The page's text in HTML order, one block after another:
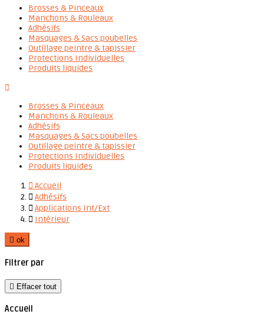
Brosses & Pinceaux
Manchons & Rouleaux
Adhésifs
Masquages & Sacs poubelles
Outillage peintre & tapissier
Protections Individuelles
Produits liquides

Brosses & Pinceaux
Manchons & Rouleaux
Adhésifs
Masquages & Sacs poubelles
Outillage peintre & tapissier
Protections Individuelles
Produits liquides
 Accueil
 Adhésifs
 Applications Int/Ext
 Intérieur
 ok
Filtrer par
 Effacer tout
Accueil